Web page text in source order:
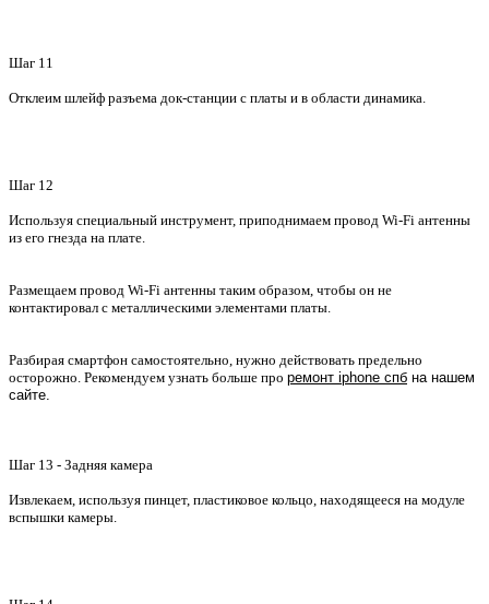
Шаг 11
Отклеим шлейф разъема док-станции с платы и в области динамика.
Шаг 12
Используя специальный инструмент, приподнимаем провод Wi-Fi антенны
из его гнезда на плате.
Размещаем провод Wi-Fi антенны таким образом, чтобы он не
контактировал с металлическими элементами платы.
Разбирая смартфон самостоятельно, нужно действовать предельно
осторожно. Рекомендуем узнать больше про ремонт iphone спб на нашем
сайте.
Шаг 13 - Задняя камера
Извлекаем, используя пинцет, пластиковое кольцо, находящееся на модуле
вспышки камеры.